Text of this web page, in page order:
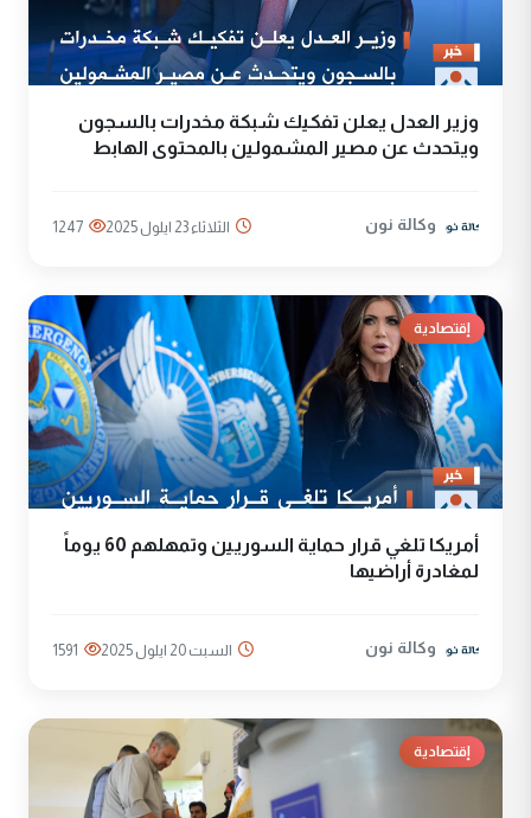
وزير العدل يعلن تفكيك شبكة مخدرات بالسجون
ويتحدث عن مصير المشمولين بالمحتوى الهابط
وكالة نون الثلاثاء 23 ايلول 2025 1247
إقتصادية
أمريكا تلغي قرار حماية السوريين وتمهلهم 60 يوماً
لمغادرة أراضيها
وكالة نون السبت 20 ايلول 2025 1591
إقتصادية